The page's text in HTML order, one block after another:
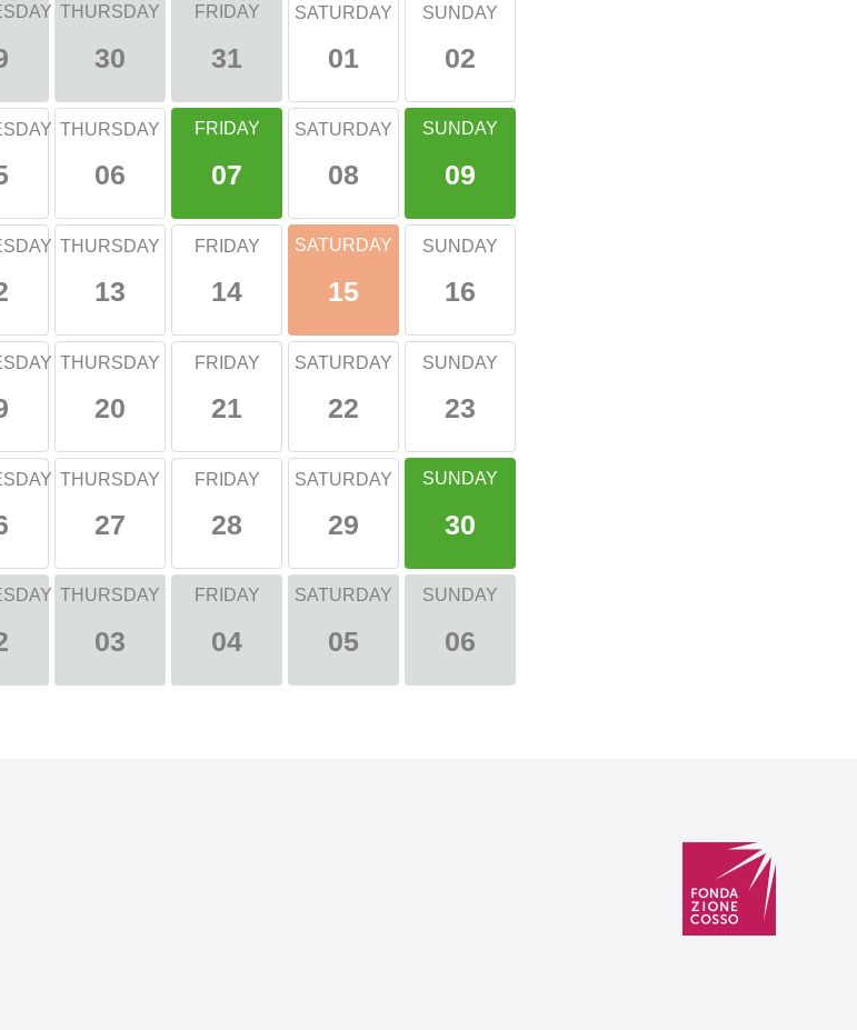
THURSDAY
30
FRIDAY
31
SATURDAY
01
SUNDAY
02
THURSDAY
06
FRIDAY
07
SATURDAY
08
SUNDAY
09
THURSDAY
13
FRIDAY
14
SATURDAY
15
SUNDAY
16
THURSDAY
20
FRIDAY
21
SATURDAY
22
SUNDAY
23
THURSDAY
27
FRIDAY
28
SATURDAY
29
SUNDAY
30
THURSDAY
03
FRIDAY
04
SATURDAY
05
SUNDAY
06